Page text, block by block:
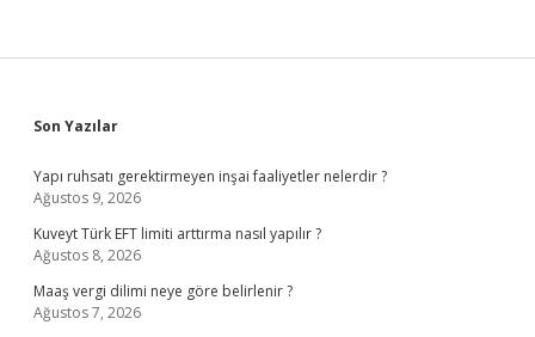
Sidebar
Son Yazılar
Yapı ruhsatı gerektirmeyen inşai faaliyetler nelerdir ?
Ağustos 9, 2026
Kuveyt Türk EFT limiti arttırma nasıl yapılır ?
Ağustos 8, 2026
Maaş vergi dilimi neye göre belirlenir ?
Ağustos 7, 2026